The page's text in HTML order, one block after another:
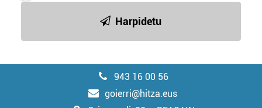
Harpidetu
943 16 00 56
goierri@hitza.eus